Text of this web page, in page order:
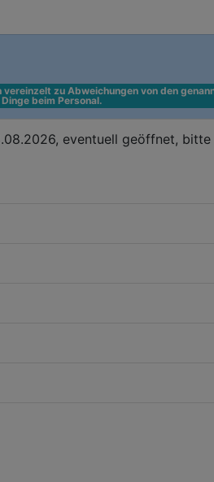
zu Abweichungen von den
beim Personal.
eventuell geöffnet,